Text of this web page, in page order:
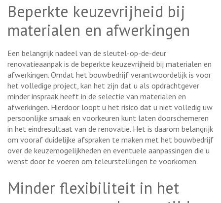
Beperkte keuzevrijheid bij
materialen en afwerkingen
Een belangrijk nadeel van de sleutel-op-de-deur
renovatieaanpak is de beperkte keuzevrijheid bij materialen en
afwerkingen. Omdat het bouwbedrijf verantwoordelijk is voor
het volledige project, kan het zijn dat u als opdrachtgever
minder inspraak heeft in de selectie van materialen en
afwerkingen. Hierdoor loopt u het risico dat u niet volledig uw
persoonlijke smaak en voorkeuren kunt laten doorschemeren
in het eindresultaat van de renovatie. Het is daarom belangrijk
om vooraf duidelijke afspraken te maken met het bouwbedrijf
over de keuzemogelijkheden en eventuele aanpassingen die u
wenst door te voeren om teleurstellingen te voorkomen.
Minder flexibiliteit in het